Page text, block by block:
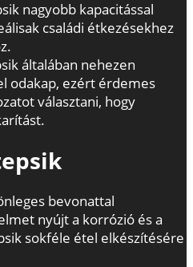
nagyobb kapacitással
családi étkezésekhez
általában nehezen
odakap, ezért érdemes
választani, hogy
bevonattal
nyújt a korrózió és a
sokféle étel elkészítésére